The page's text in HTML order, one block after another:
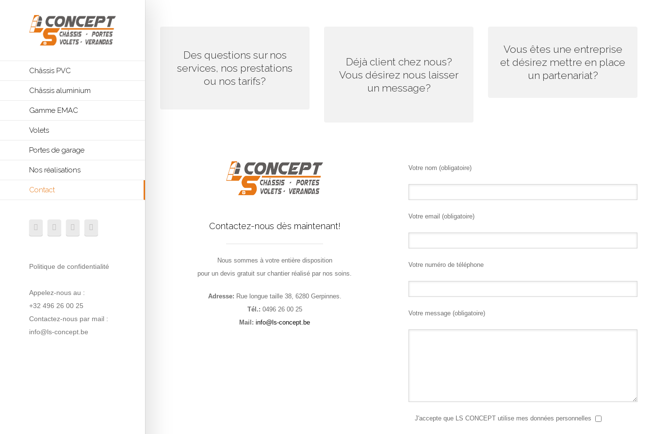
Châssis PVC
Châssis aluminium
Gamme EMAC
Volets
Portes de garage
Nos réalisations
Contact
Politique de confidentialité
Appelez-nous au :
+32 496 26 00 25
Contactez-nous par mail :
info@ls-concept.be
Des questions sur nos
services, nos prestations
ou nos tarifs?
MAINTENANT.
Nous vous donnerons un maximum de
Déjà client chez nous?
Vous désirez nous laisser
un message?
CONTACT
Nous vous répondrons au plus vite afin de
vous servir. Votre satisfaction est notre 1er
Vous êtes une entreprise
et désirez mettre en place
un partenariat?
ENVOYEZ-NOUS VOTRE DEMANDE!
Nous sommes très flexibles, nous vous
répondrons rapidement.
Contactez-nous dès maintenant!
Nous sommes à votre entière disposition
pour un devis gratuit sur chantier réalisé par nos soins.
Adresse: Rue longue taille 38, 6280 Gerpinnes.
Tél.: 0496 26 00 25
Mail: info@ls-concept.be
Votre nom (obligatoire)
Votre email (obligatoire)
Votre numéro de téléphone
Votre message (obligatoire)
J'accepte que LS CONCEPT utilise mes données personnelles